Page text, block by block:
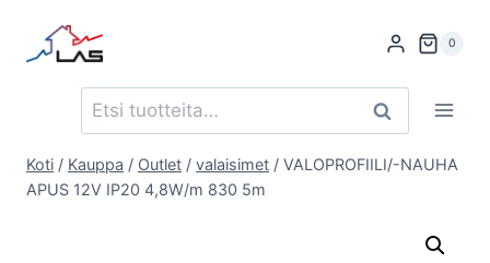
sisältöön
0
Etsi: Haku
Koti / Kauppa / Outlet / valaisimet / VALOPROFIILI/-NAUHA
APUS 12V IP20 4,8W/m 830 5m